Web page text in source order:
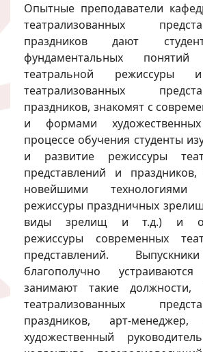
Опытные преподаватели
театрализованных
праздников дают
фундаментальных понятий
театральной режиссуры
театрализованных
праздников, знакомят с
и формами
процессе обучения студенты
и развитие режиссуры
представлений и
новейшими технологиями
режиссуры праздничных
виды зрелищ и т.д.) и
режиссуры современных
представлений.
благополучно
занимают такие должности,
театрализованных
праздников, арт-менеджер,
художественный